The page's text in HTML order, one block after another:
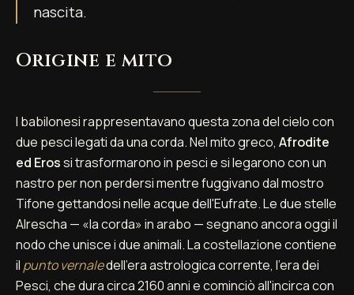
nascita.
Origine e mito
I babilonesi rappresentavano questa zona del cielo con
due pesci legati da una corda. Nel mito greco, Afrodite
ed Erossi trasformarono in pesci e si legarono con un
nastro per non perdersi mentre fuggivano dal mostro
Tifone gettandosi nelle acque dell'Eufrate. Le due stelle
Alrescha — «la corda» in arabo — segnano ancora oggi il
nodo che unisce i due animali. La costellazione contiene
il punto vernaledell'era astrologica corrente, l'era dei
Pesci, che dura circa 2160 anni e cominciò all'incirca con